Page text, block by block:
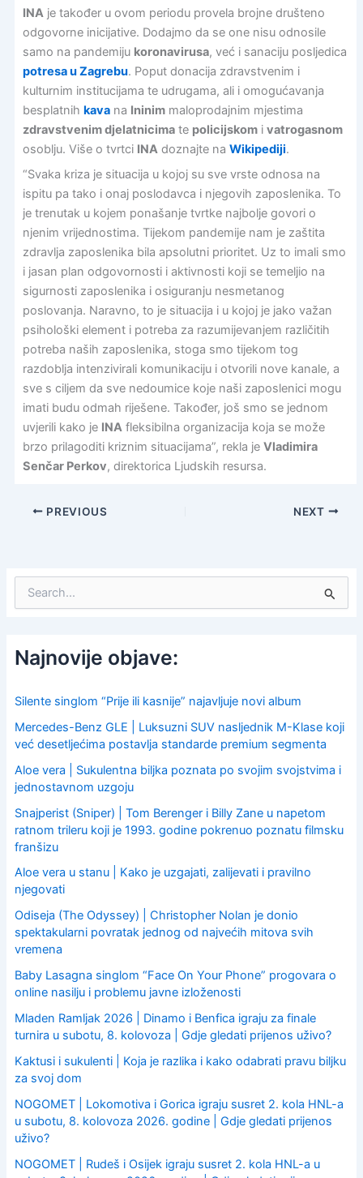
INA je također u ovom periodu provela brojne društeno
odgovorne inicijative. Dodajmo da se one nisu odnosile
samo na pandemiju koronavirusa, već i sanaciju posljedica
potresa u Zagrebu. Poput donacija zdravstvenim i
kulturnim institucijama te udrugama, ali i omogućavanja
besplatnih kavana Ininimmaloprodajnim mjestima
zdravstvenim djelatnicimate policijskomi vatrogasnom
osoblju. Više o tvrtci INA doznajte na Wikipediji.
“Svaka kriza je situacija u kojoj su sve vrste odnosa na
ispitu pa tako i onaj poslodavca i njegovih zaposlenika. To
je trenutak u kojem ponašanje tvrtke najbolje govori o
njenim vrijednostima. Tijekom pandemije nam je zaštita
zdravlja zaposlenika bila apsolutni prioritet. Uz to imali smo
i jasan plan odgovornosti i aktivnosti koji se temeljio na
sigurnosti zaposlenika i osiguranju nesmetanog
poslovanja. Naravno, to je situacija i u kojoj je jako važan
psihološki element i potreba za razumijevanjem različitih
potreba naših zaposlenika, stoga smo tijekom tog
razdoblja intenzivirali komunikaciju i otvorili nove kanale, a
sve s ciljem da sve nedoumice koje naši zaposlenici mogu
imati budu odmah riješene. Također, još smo se jednom
uvjerili kako je INAfleksibilna organizacija koja se može
brzo prilagoditi kriznim situacijama”, rekla je Vladimira
Senčar Perkov, direktorica Ljudskih resursa.
PREVIOUS NEXT
c
h
o
:
Najnovije objave:
Silente singlom “Prije ili kasnije” najavljuje novi album
Mercedes-Benz GLE | Luksuzni SUV nasljednik M-Klase koji
već desetljećima postavlja standarde premium segmenta
Aloe vera | Sukulentna biljka poznata po svojim svojstvima i
jednostavnom uzgoju
Snajperist (Sniper) | Tom Berenger i Billy Zane u napetom
ratnom trileru koji je 1993. godine pokrenuo poznatu filmsku
franšizu
Aloe vera u stanu | Kako je uzgajati, zalijevati i pravilno
njegovati
Odiseja (The Odyssey) | Christopher Nolan je donio
spektakularni povratak jednog od najvećih mitova svih
vremena
Baby Lasagna singlom “Face On Your Phone” progovara o
online nasilju i problemu javne izloženosti
Mladen Ramljak 2026 | Dinamo i Benfica igraju za finale
turnira u subotu, 8. kolovoza | Gdje gledati prijenos uživo?
Kaktusi i sukulenti | Koja je razlika i kako odabrati pravu biljku
za svoj dom
NOGOMET | Lokomotiva i Gorica igraju susret 2. kola HNL-a
u subotu, 8. kolovoza 2026. godine | Gdje gledati prijenos
uživo?
NOGOMET | Rudeš i Osijek igraju susret 2. kola HNL-a u